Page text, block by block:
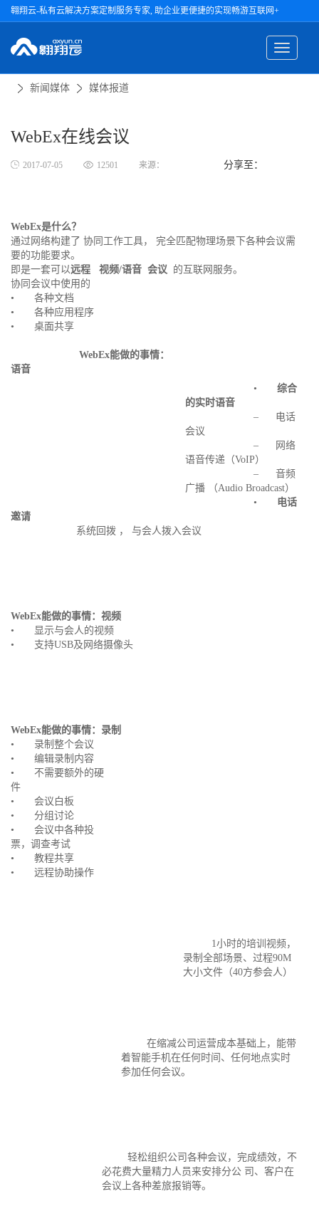
翱翔云-私有云解决方案定制服务专家, 助企业更便捷的实现畅游互联网+
新闻媒体 媒体报道
WebEx在线会议
2017-07-05 12501 来源： 分享至：
WebEx是什么？
通过网络构建了 协同工作工具， 完全匹配物理场景下各种会议需
要的功能要求。
即是一套可以远程 视频/语音 会议 的互联网服务。
协同会议中使用的
• 各种文档
• 各种应用程序
• 桌面共享
WebEx能做的事情：
语音
• 综合
的实时语音
– 电话
会议
– 网络
语音传递（VoIP）
– 音频
广播 （Audio Broadcast）
• 电话
邀请
系统回拨 ， 与会人拨入会议
WebEx能做的事情：视频
• 显示与会人的视频
• 支持USB及网络摄像头
WebEx能做的事情：录制
• 录制整个会议
• 编辑录制内容
• 不需要额外的硬
件
• 会议白板
• 分组讨论
• 会议中各种投
票，调查考试
• 教程共享
• 远程协助操作
1小时的培训视频，
录制全部场景、过程90M
大小文件（40方参会人）
在缩减公司运营成本基础上，能带
着智能手机在任何时间、任何地点实时
参加任何会议。
轻松组织公司各种会议，完成绩效，不
必花费大量精力人员来安排分公 司、客户在
会议上各种差旅报销等。